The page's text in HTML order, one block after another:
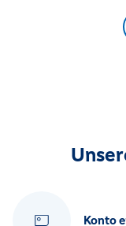
Konto